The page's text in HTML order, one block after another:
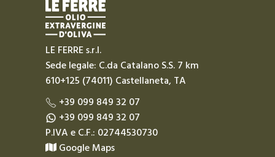
LE FERRE s.r.l.
Sede legale: C.da Catalano S.S. 7 km
610+125 (74011) Castellaneta, TA
+39 099 849 32 07
+39 099 849 32 07
P.IVA e C.F.: 02744530730
Google Maps